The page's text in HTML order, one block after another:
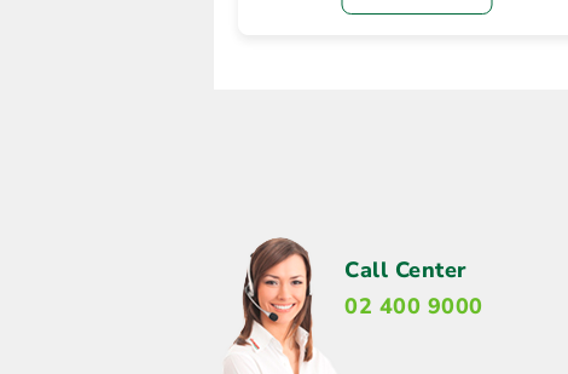
Call Center
02 400 9000